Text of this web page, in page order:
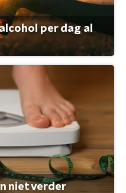
per dag al
niet verder